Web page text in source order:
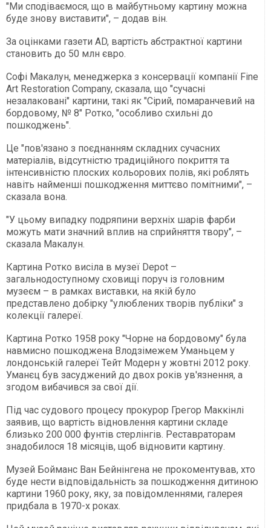
"Ми сподіваємося, що в майбутньому картину можна
буде знову виставити", – додав він.
За оцінками газети AD, вартість абстрактної картини
становить до 50 млн євро.
Софі Макалун, менеджерка з консервації компанії Fine
Art Restoration Company, сказала, що "сучасні
незалаковані" картини, такі як "Сірий, помаранчевий на
бордовому, № 8" Ротко, "особливо схильні до
пошкоджень".
Це "пов'язано з поєднанням складних сучасних
матеріалів, відсутністю традиційного покриття та
інтенсивністю плоских кольорових полів, які роблять
навіть найменші пошкодження миттєво помітними", –
сказала вона.
"У цьому випадку подряпини верхніх шарів фарби
можуть мати значний вплив на сприйняття твору", –
сказала Макалун.
Картина Ротко висіла в музеї Depot –
загальнодоступному сховищі поруч із головним
музеєм – в рамках виставки, на якій було
представлено добірку "улюблених творів публіки" з
колекції галереї.
Картина Ротко 1958 року "Чорне на бордовому" була
навмисно пошкоджена Влодзімежем Уманьцем у
лондонській галереї Тейт Модерн у жовтні 2012 року.
Уманєц був засуджений до двох років ув'язнення, а
згодом вибачився за свої дії.
Під час судового процесу прокурор Грегор Маккінлі
заявив, що вартість відновлення картини складе
близько 200 000 фунтів стерлінгів. Реставраторам
знадобилося 18 місяців, щоб відновити картину.
Музей Бойманс Ван Бейнінгена не прокоментував, хто
буде нести відповідальність за пошкодження дитиною
картини 1960 року, яку, за повідомленнями, галерея
придбала в 1970-х роках.